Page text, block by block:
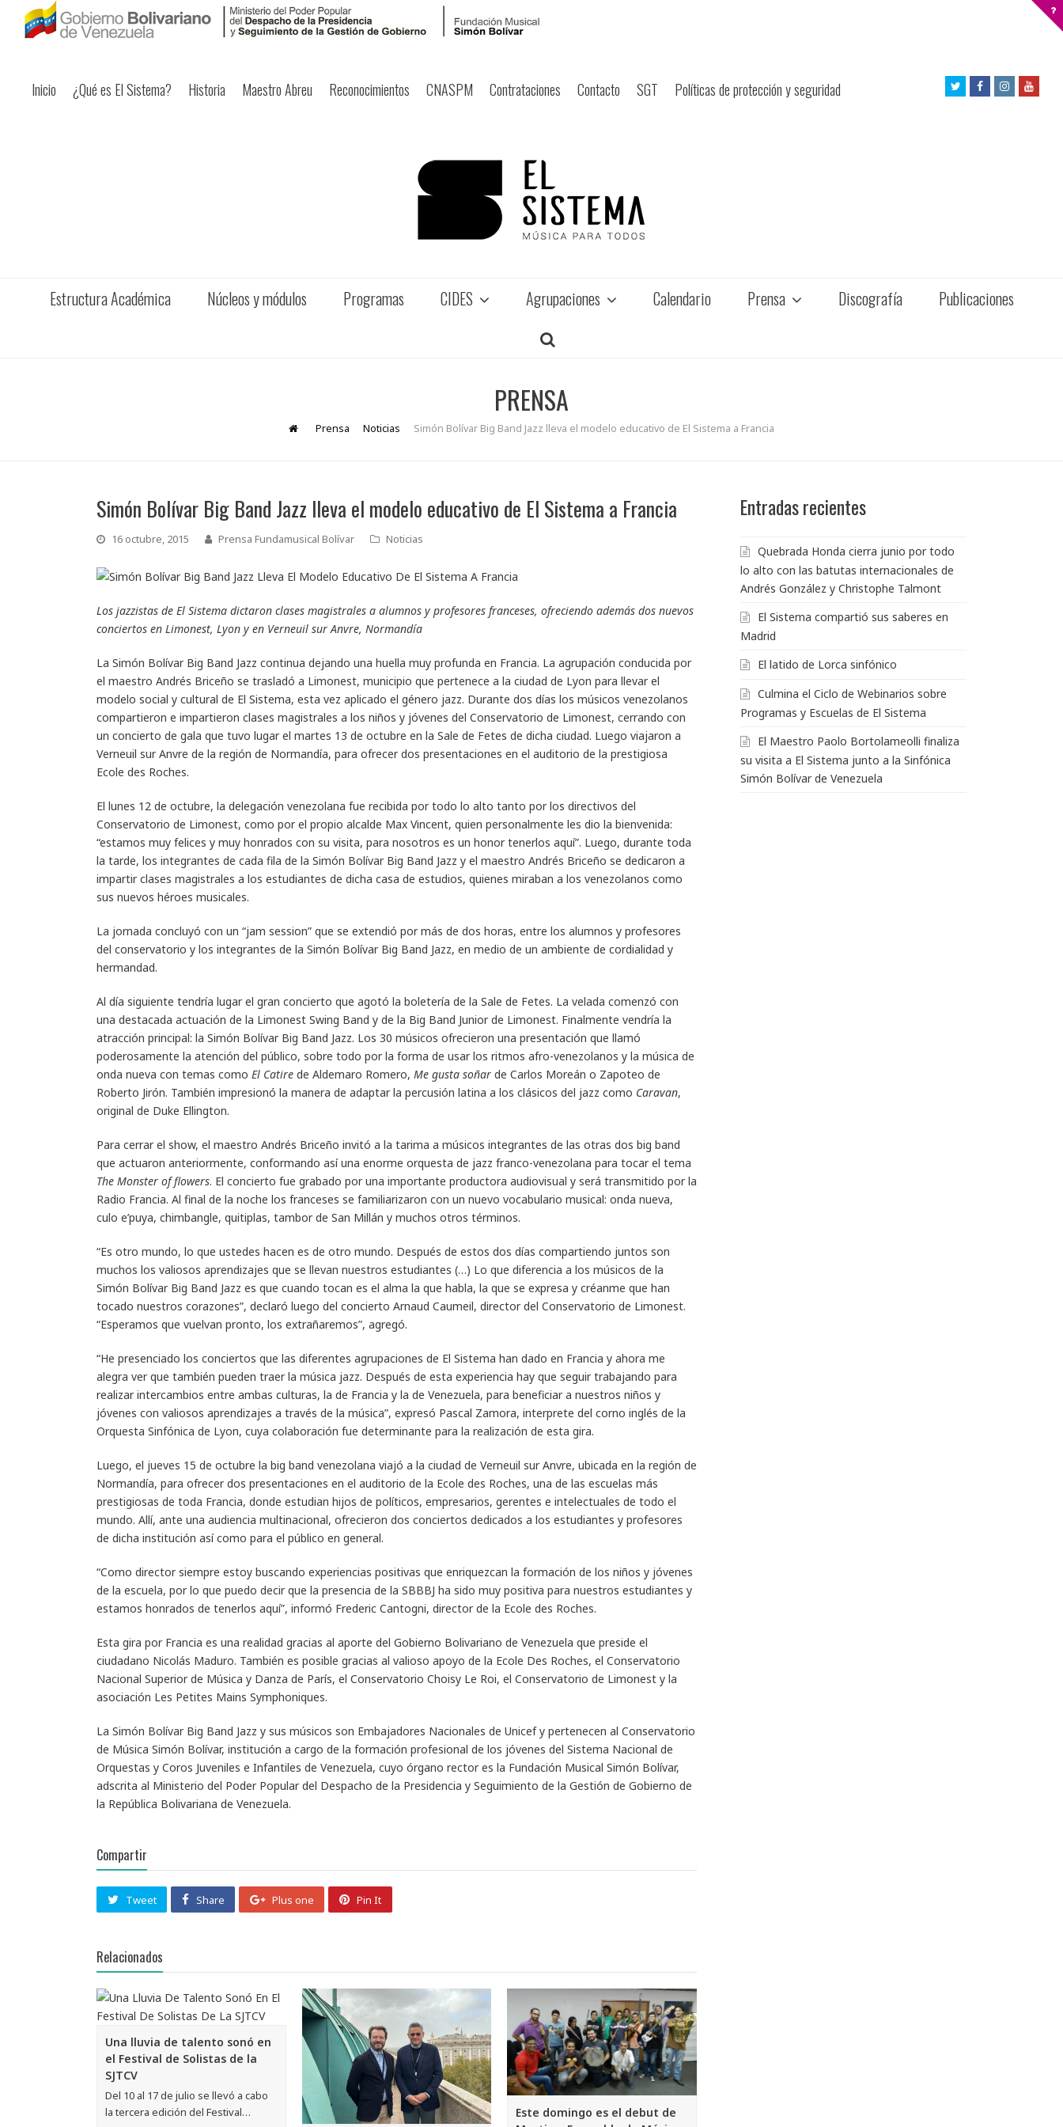
Inicio ¿Qué es El Sistema? Historia Maestro Abreu Reconocimientos CNASPM Contrataciones Contacto SGT Políticas de protección y seguridad
TwitterFacebookInstagram
Estructura Académica Núcleos y módulos Programas CIDES Agrupaciones Calendario Prensa Discografía Publicaciones
PRENSA
Prensa Noticias Simón Bolívar Big Band Jazz lleva el modelo educativo de El Sistema a Francia
Simón Bolívar Big Band Jazz lleva el modelo educativo de El Sistema a Francia
16 octubre, 2015 Prensa Fundamusical Bolívar Noticias
Los jazzistas de El Sistema dictaron clases magistrales a alumnos y profesores franceses, ofreciendo además dos nuevos
conciertos en Limonest, Lyon y en Verneuil sur Anvre, Normandía
La Simón Bolívar Big Band Jazz continua dejando una huella muy profunda en Francia. La agrupación conducida por
el maestro Andrés Briceño se trasladó a Limonest, municipio que pertenece a la ciudad de Lyon para llevar el
modelo social y cultural de El Sistema, esta vez aplicado el género jazz. Durante dos días los músicos venezolanos
compartieron e impartieron clases magistrales a los niños y jóvenes del Conservatorio de Limonest, cerrando con
un concierto de gala que tuvo lugar el martes 13 de octubre en la Sale de Fetes de dicha ciudad. Luego viajaron a
Verneuil sur Anvre de la región de Normandía, para ofrecer dos presentaciones en el auditorio de la prestigiosa
Ecole des Roches.
El lunes 12 de octubre, la delegación venezolana fue recibida por todo lo alto tanto por los directivos del
Conservatorio de Limonest, como por el propio alcalde Max Vincent, quien personalmente les dio la bienvenida:
“estamos muy felices y muy honrados con su visita, para nosotros es un honor tenerlos aquí”. Luego, durante toda
la tarde, los integrantes de cada fila de la Simón Bolívar Big Band Jazz y el maestro Andrés Briceño se dedicaron a
impartir clases magistrales a los estudiantes de dicha casa de estudios, quienes miraban a los venezolanos como
sus nuevos héroes musicales.
La jornada concluyó con un “jam session” que se extendió por más de dos horas, entre los alumnos y profesores
del conservatorio y los integrantes de la Simón Bolívar Big Band Jazz, en medio de un ambiente de cordialidad y
hermandad.
Al día siguiente tendría lugar el gran concierto que agotó la boletería de la Sale de Fetes. La velada comenzó con
una destacada actuación de la Limonest Swing Band y de la Big Band Junior de Limonest. Finalmente vendría la
atracción principal: la Simón Bolívar Big Band Jazz. Los 30 músicos ofrecieron una presentación que llamó
poderosamente la atención del público, sobre todo por la forma de usar los ritmos afro-venezolanos y la música de
onda nueva con temas como El Catire de Aldemaro Romero, Me gusta soñar de Carlos Moreán o Zapoteo de
Roberto Jirón. También impresionó la manera de adaptar la percusión latina a los clásicos del jazz como Caravan,
original de Duke Ellington.
Para cerrar el show, el maestro Andrés Briceño invitó a la tarima a músicos integrantes de las otras dos big band
que actuaron anteriormente, conformando así una enorme orquesta de jazz franco-venezolana para tocar el tema
The Monster of flowers. El concierto fue grabado por una importante productora audiovisual y será transmitido por la
Radio Francia. Al final de la noche los franceses se familiarizaron con un nuevo vocabulario musical: onda nueva,
culo e’puya, chimbangle, quitiplas, tambor de San Millán y muchos otros términos.
“Es otro mundo, lo que ustedes hacen es de otro mundo. Después de estos dos días compartiendo juntos son
muchos los valiosos aprendizajes que se llevan nuestros estudiantes (…) Lo que diferencia a los músicos de la
Simón Bolívar Big Band Jazz es que cuando tocan es el alma la que habla, la que se expresa y créanme que han
tocado nuestros corazones”, declaró luego del concierto Arnaud Caumeil, director del Conservatorio de Limonest.
“Esperamos que vuelvan pronto, los extrañaremos”, agregó.
“He presenciado los conciertos que las diferentes agrupaciones de El Sistema han dado en Francia y ahora me
alegra ver que también pueden traer la música jazz. Después de esta experiencia hay que seguir trabajando para
realizar intercambios entre ambas culturas, la de Francia y la de Venezuela, para beneficiar a nuestros niños y
jóvenes con valiosos aprendizajes a través de la música”, expresó Pascal Zamora, interprete del corno inglés de la
Orquesta Sinfónica de Lyon, cuya colaboración fue determinante para la realización de esta gira.
Luego, el jueves 15 de octubre la big band venezolana viajó a la ciudad de Verneuil sur Anvre, ubicada en la región de
Normandía, para ofrecer dos presentaciones en el auditorio de la Ecole des Roches, una de las escuelas más
prestigiosas de toda Francia, donde estudian hijos de políticos, empresarios, gerentes e intelectuales de todo el
mundo. Allí, ante una audiencia multinacional, ofrecieron dos conciertos dedicados a los estudiantes y profesores
de dicha institución así como para el público en general.
“Como director siempre estoy buscando experiencias positivas que enriquezcan la formación de los niños y jóvenes
de la escuela, por lo que puedo decir que la presencia de la SBBBJ ha sido muy positiva para nuestros estudiantes y
estamos honrados de tenerlos aquí”, informó Frederic Cantogni, director de la Ecole des Roches.
Esta gira por Francia es una realidad gracias al aporte del Gobierno Bolivariano de Venezuela que preside el
ciudadano Nicolás Maduro. También es posible gracias al valioso apoyo de la Ecole Des Roches, el Conservatorio
Nacional Superior de Música y Danza de París, el Conservatorio Choisy Le Roi, el Conservatorio de Limonest y la
asociación Les Petites Mains Symphoniques.
La Simón Bolívar Big Band Jazz y sus músicos son Embajadores Nacionales de Unicef y pertenecen al Conservatorio
de Música Simón Bolívar, institución a cargo de la formación profesional de los jóvenes del Sistema Nacional de
Orquestas y Coros Juveniles e Infantiles de Venezuela, cuyo órgano rector es la Fundación Musical Simón Bolívar,
adscrita al Ministerio del Poder Popular del Despacho de la Presidencia y Seguimiento de la Gestión de Gobierno de
la República Bolivariana de Venezuela.
Compartir
Tweet Share Plus one Pin It
Relacionados
Una lluvia de talento sonó en
el Festival de Solistas de la
SJTCV
Del 10 al 17 de julio se llevó a cabo
la tercera edición del Festival…
Este domingo es el debut de
Entradas recientes
Quebrada Honda cierra junio por todo
lo alto con las batutas internacionales de
Andrés González y Christophe Talmont
El Sistema compartió sus saberes en
Madrid
El latido de Lorca sinfónico
Culmina el Ciclo de Webinarios sobre
Programas y Escuelas de El Sistema
El Maestro Paolo Bortolameolli finaliza
su visita a El Sistema junto a la Sinfónica
Simón Bolívar de Venezuela